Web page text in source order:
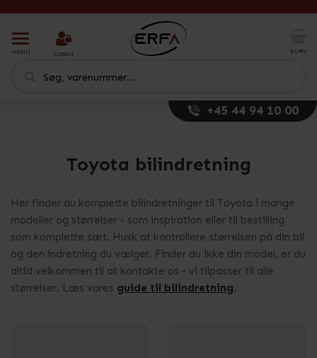
T
o
g
t
o
n
MENU LOGIN
+45 44 94 10 00
KURV
Toyota bilindretning
Her finder du komplette bilindretninger til Toyota i mange
modeller og størrelser - som inspiration eller til bestilling
som komplette sæt. Husk at kontrollere størrelsen på din bil
og den indretning du vælger. Finder du ikke din model, er du
altid velkommen til at kontakte os - vi tilpasser til alle
størrelser. Læs vores guide til bilindretning.